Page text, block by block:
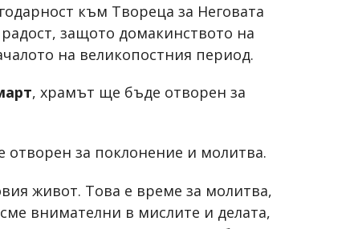
към Твореца за Неговата
защото домакинството на
на великопостния период.
, храмът ще бъде отворен за
за поклонение и молитва.
живот. Това е време за молитва,
внимателни в мислите и делата,